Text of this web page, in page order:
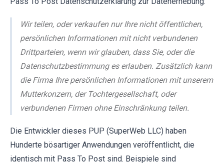
Wir teilen, oder verkaufen nur Ihre nicht öffentlichen,
persönlichen Informationen mit nicht verbundenen
Drittparteien, wenn wir glauben, dass Sie, oder die
Datenschutzbestimmung es erlauben. Zusätzlich kann
die Firma Ihre persönlichen Informationen mit unserem
Mutterkonzern, der Tochtergesellschaft, oder
verbundenen Firmen ohne Einschränkung teilen.
Die Entwickler dieses PUP (SuperWeb LLC) haben
Hunderte bösartiger Anwendungen veröffentlicht, die
identisch mit Pass To Post sind. Beispiele sind